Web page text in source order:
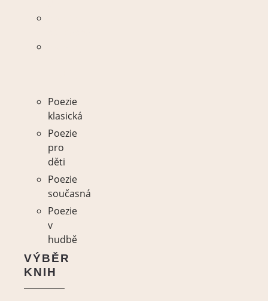
Poezie
klasická
Poezie
pro
děti
Poezie
současná
Poezie
v
hudbě
VÝBĚR
KNIH